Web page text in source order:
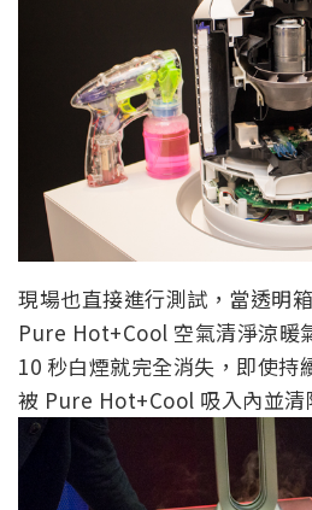
現場也直接進行測試，當透明
Pure Hot+Cool 空氣清淨涼暖
10 秒白煙就完全消失，即使持
被 Pure Hot+Cool 吸入內並清